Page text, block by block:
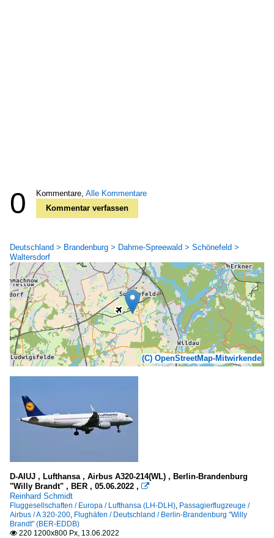
0 Kommentare, Alle Kommentare
Kommentar verfassen
Deutschland > Brandenburg > Dahme-Spreewald > Schönefeld >
Waltersdorf
(C) OpenStreetMap-Mitwirkende
D-AIUJ , Lufthansa , Airbus A320-214(WL) , Berlin-Brandenburg
"Willy Brandt" , BER , 05.06.2022 , 
Reinhard Schmidt
Fluggesellschaften / Europa / Lufthansa (LH-DLH), Passagierflugzeuge /
Airbus / A 320-200, Flughäfen / Deutschland / Berlin-Brandenburg "Willy
Brandt" (BER-EDDB)
 220 1200x800 Px, 13.06.2022